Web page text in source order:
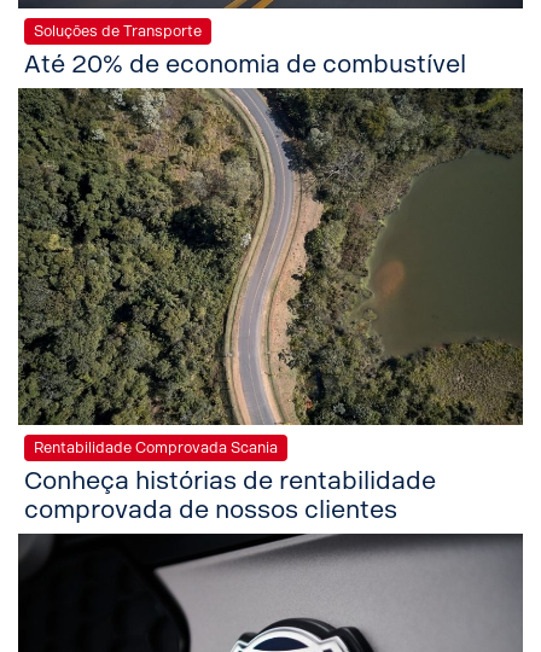
Soluções de Transporte
Até 20% de economia de combustível
Rentabilidade Comprovada Scania
Conheça histórias de rentabilidade
comprovada de nossos clientes